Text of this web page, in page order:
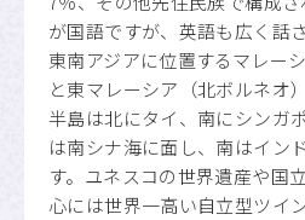
が国語ですが、英語も広く話
東南アジアに位置するマレー
と東マレーシア（北ボルネオ
半島は北にタイ、南にシンガ
は南シナ海に面し、南はイン
す。ユネスコの世界遺産や国
心には世界一高い自立型ツイ